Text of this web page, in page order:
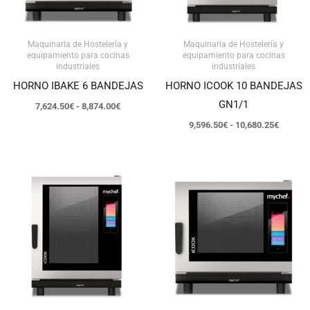
Maquinaria de Hostelería y
equipamiento para cocinas
industriales
HORNO IBAKE 6 BANDEJAS
7,624.50€ - 8,874.00€
Maquinaria de Hostelería y
equipamiento para cocinas
industriales
HORNO ICOOK 10 BANDEJAS
GN1/1
9,596.50€ - 10,680.25€
de
precios:
desde
hasta